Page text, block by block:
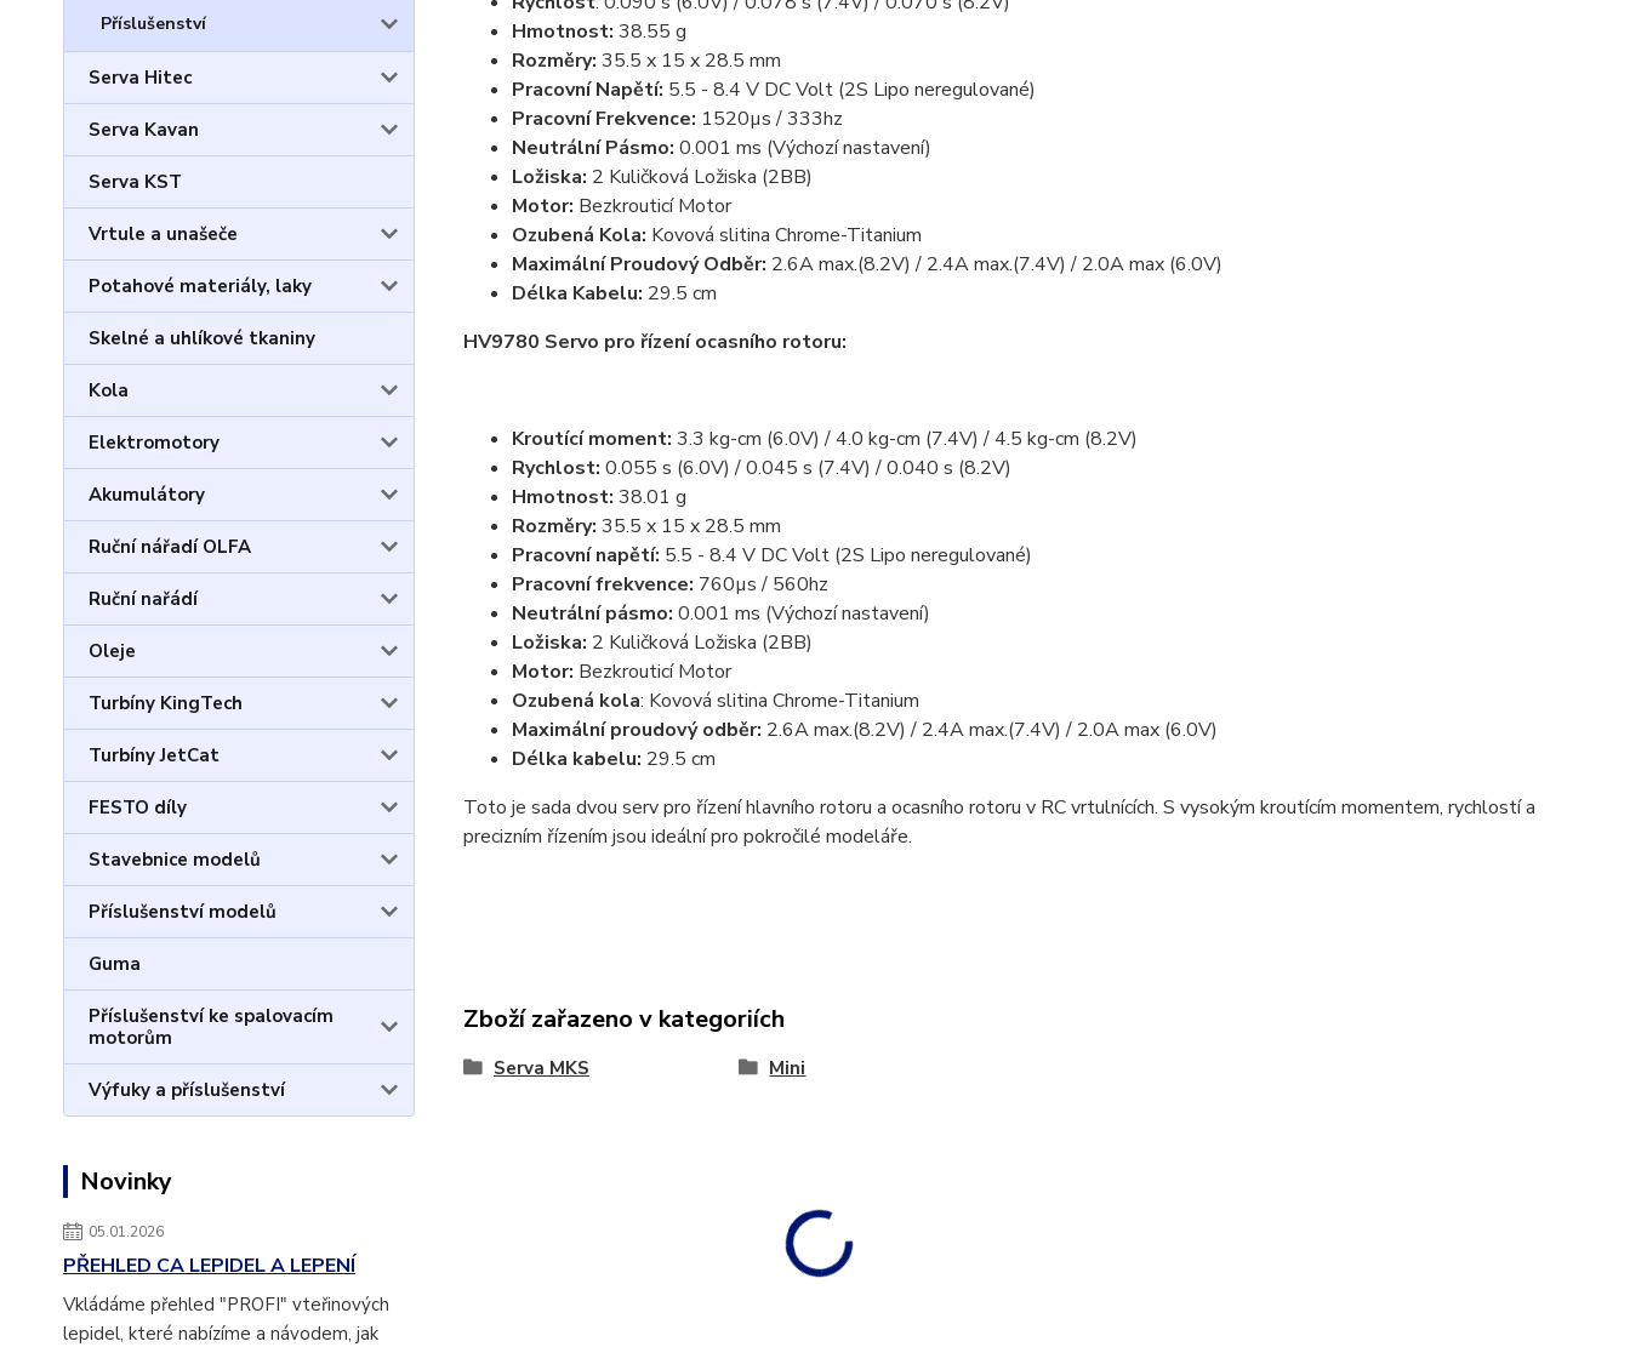
Příslušenství
Serva Hitec
Serva Kavan
Serva KST
Vrtule a unašeče
Potahové materiály, laky
Skelné a uhlíkové tkaniny
Kola
Elektromotory
Akumulátory
Ruční nářadí OLFA
Ruční nařádí
Oleje
Turbíny KingTech
Turbíny JetCat
FESTO díly
Stavebnice modelů
Příslušenství modelů
Guma
Příslušenství ke spalovacím
motorům
Výfuky a příslušenství
Novinky
05.01.2026
PŘEHLED CA LEPIDEL A LEPENÍ
Vkládáme přehled "PROFI" vteřinových
lepidel, které nabízíme a návodem, jak
Hmotnost: 38.55 g
Rozměry: 35.5 x 15 x 28.5 mm
Pracovní Napětí: 5.5 - 8.4 V DC Volt (2S Lipo neregulované)
Pracovní Frekvence: 1520µs / 333hz
Neutrální Pásmo: 0.001 ms (Výchozí nastavení)
Ložiska: 2 Kuličková Ložiska (2BB)
Motor: Bezkrouticí Motor
Ozubená Kola: Kovová slitina Chrome-Titanium
Maximální Proudový Odběr: 2.6A max.(8.2V) / 2.4A max.(7.4V) / 2.0A max (6.0V)
Délka Kabelu: 29.5 cm
HV9780 Servo pro řízení ocasního rotoru:
Kroutící moment: 3.3 kg-cm (6.0V) / 4.0 kg-cm (7.4V) / 4.5 kg-cm (8.2V)
Rychlost: 0.055 s (6.0V) / 0.045 s (7.4V) / 0.040 s (8.2V)
Hmotnost: 38.01 g
Rozměry: 35.5 x 15 x 28.5 mm
Pracovní napětí: 5.5 - 8.4 V DC Volt (2S Lipo neregulované)
Pracovní frekvence: 760µs / 560hz
Neutrální pásmo: 0.001 ms (Výchozí nastavení)
Ložiska: 2 Kuličková Ložiska (2BB)
Motor: Bezkrouticí Motor
Ozubená kola: Kovová slitina Chrome-Titanium
Maximální proudový odběr: 2.6A max.(8.2V) / 2.4A max.(7.4V) / 2.0A max (6.0V)
Délka kabelu: 29.5 cm
Toto je sada dvou serv pro řízení hlavního rotoru a ocasního rotoru v RC vrtulnících. S vysokým kroutícím momentem, rychlostí a
precizním řízením jsou ideální pro pokročilé modeláře.
Zboží zařazeno v kategoriích
Serva MKS Mini